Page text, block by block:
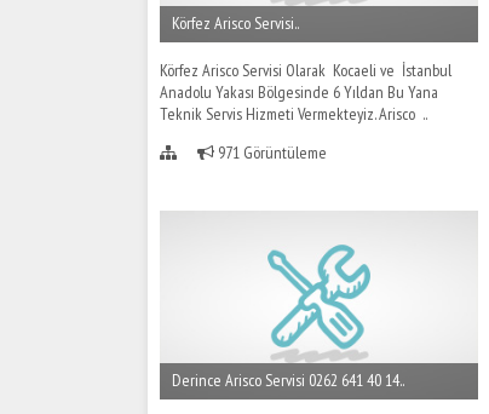
Körfez Arisco Servisi..
Körfez Arisco Servisi Olarak Kocaeli ve İstanbul
Anadolu Yakası Bölgesinde 6 Yıldan Bu Yana
Teknik Servis Hizmeti Vermekteyiz. Arisco ..
971 Görüntüleme
Derince Arisco Servisi 0262 641 40 14..